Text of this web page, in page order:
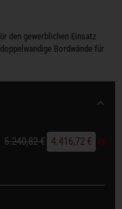
den gewerblichen Einsatz
Bordwände für
5.240,82 € 4.416,72 €